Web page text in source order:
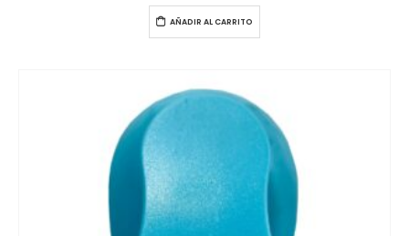
AÑADIR AL CARRITO